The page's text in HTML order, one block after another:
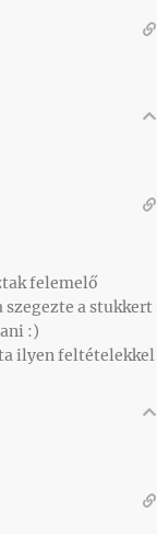
felemelő
szegezte a stukkert
:)
ilyen feltételekkel